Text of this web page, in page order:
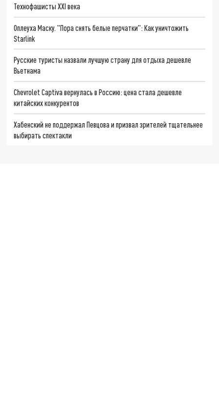
Технофашисты XXI века
Оплеуха Маску. "Пора снять белые перчатки": Как уничтожить
Starlink
Русские туристы назвали лучшую страну для отдыха дешевле
Вьетнама
Chevrolet Captiva вернулась в Россию: цена стала дешевле
китайских конкурентов
Хабенский не поддержал Певцова и призвал зрителей тщательнее
выбирать спектакли